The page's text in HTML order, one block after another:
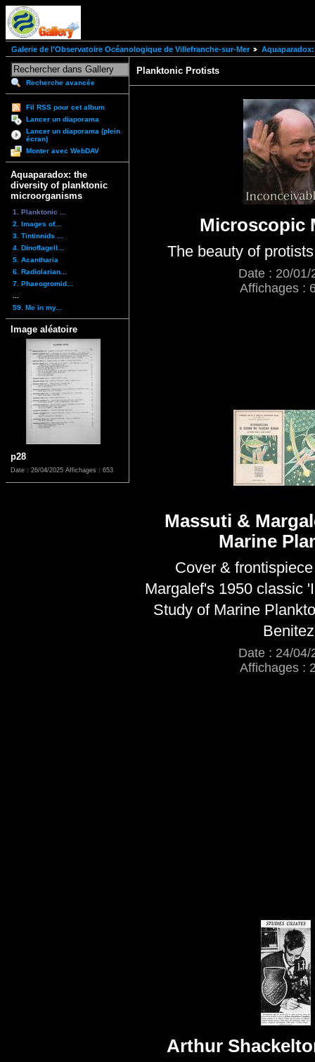
Galerie de l'Observatoire Océanologique de Villefranche-sur-Mer
Recherche avancée
Fil RSS pour cet album
Lancer un diaporama
Lancer un diaporama (plein
écran)
Monter avec WebDAV
Aquaparadox: the
diversity of planktonic
microorganisms
1. Planktonic ...
2. Images of...
3. Tintinnids ...
4. Dinoflagell...
5. Acantharia
6. Radiolarian...
7. Phaeogromid...
59. Me in my...
Image aléatoire
p28
Date : 26/04/2025 Affichages : 653
Planktonic Protists
Microscopic
The beauty of
Date : 20/01/
Affichages :
Massuti &
Marine
Cover &
Margalef's 1950 classic
Study of Marine
Benitez
Date : 24/04/
Affichages :
Arthur